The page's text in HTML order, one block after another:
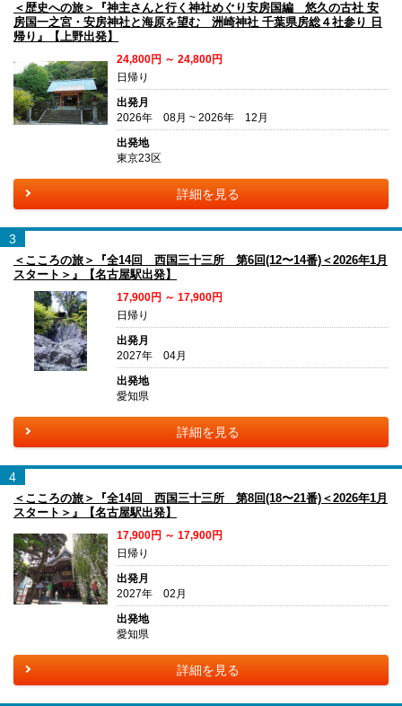
＜歴史への旅＞『神主さんと行く神社めぐり安房国編 悠久の古社 安
房国一之宮・安房神社と海原を望む 洲崎神社 千葉県房総４社参り 日
帰り』【上野出発】
24,800円 ～ 24,800円
日帰り
出発月
2026年 08月 ~ 2026年 12月
出発地
東京23区
詳細を見る
3
＜こころの旅＞『全14回 西国三十三所 第6回(12〜14番)＜2026年1月
スタート＞』【名古屋駅出発】
17,900円 ～ 17,900円
日帰り
出発月
2027年 04月
出発地
愛知県
詳細を見る
4
＜こころの旅＞『全14回 西国三十三所 第8回(18〜21番)＜2026年1月
スタート＞』【名古屋駅出発】
17,900円 ～ 17,900円
日帰り
出発月
2027年 02月
出発地
愛知県
詳細を見る